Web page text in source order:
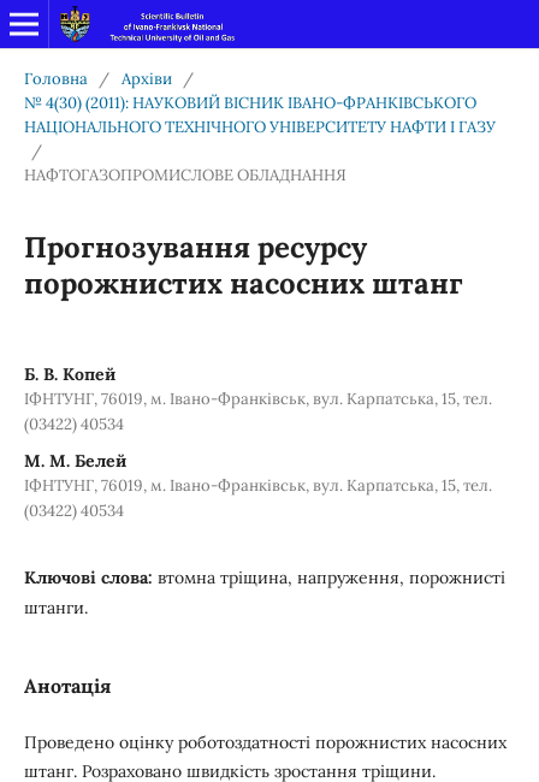
Головна / Архіви
/
№ 4(30) (2011): НАУКОВИЙ ВІСНИК ІВАНО-ФРАНКІВСЬКОГО
НАЦІОНАЛЬНОГО ТЕХНІЧНОГО УНІВЕРСИТЕТУ НАФТИ І ГАЗУ
/
НАФТОГАЗОПРОМИСЛОВЕ ОБЛАДНАННЯ
Прогнозування ресурсу
порожнистих насосних штанг
Б. В. Копей
ІФНТУНГ, 76019, м. Івано-Франківськ, вул. Карпатська, 15, тел.
(03422) 40534
М. М. Белей
ІФНТУНГ, 76019, м. Івано-Франківськ, вул. Карпатська, 15, тел.
(03422) 40534
Ключові слова: втомна тріщина, напруження, порожнисті
штанги.
Анотація
Проведено оцінку роботоздатності порожнистих насосних
штанг. Розраховано швидкість зростання тріщини.